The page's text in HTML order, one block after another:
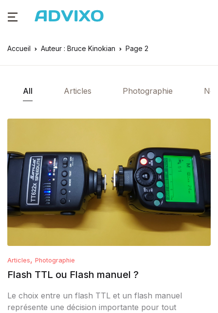
Accueil Auteur : Bruce Kinokian Page 2
All Articles Photographie
Articles, Photographie
Flash TTL ou Flash manuel ?
Le choix entre un flash TTL et un flash manuel
représente une décision importante pour tout